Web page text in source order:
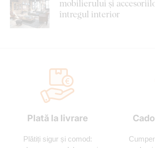
mobilierului și
întregul interior
Plată la livrare
Plătiți sigur și comod: